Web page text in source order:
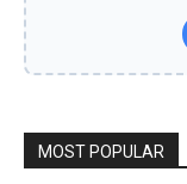
MOST POPULAR